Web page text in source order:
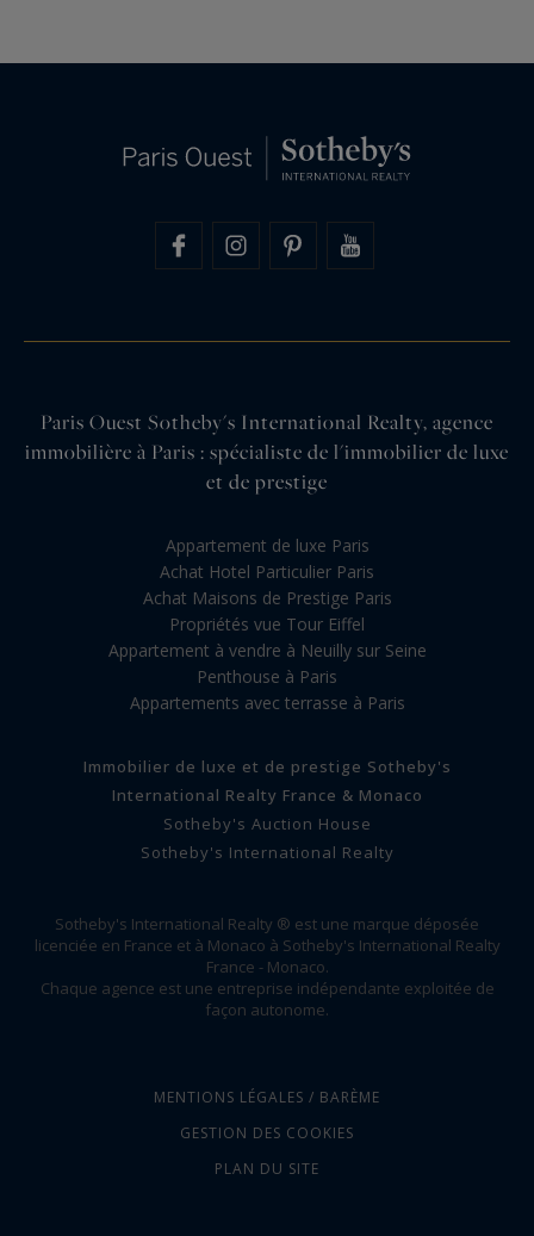
Paris Ouest Sotheby's International Realty, agence
immobilière à Paris : spécialiste de l'immobilier de luxe
et de prestige
Appartement de luxe Paris
Achat Hotel Particulier Paris
Achat Maisons de Prestige Paris
Propriétés vue Tour Eiffel
Appartement à vendre à Neuilly sur Seine
Penthouse à Paris
Appartements avec terrasse à Paris
Immobilier de luxe et de prestige Sotheby's
International Realty France & Monaco
Sotheby's Auction House
Sotheby's International Realty
Sotheby's International Realty ® est une marque déposée
licenciée en France et à Monaco à Sotheby's International Realty
France - Monaco.
Chaque agence est une entreprise indépendante exploitée de
façon autonome.
MENTIONS LÉGALES / BARÈME
GESTION DES COOKIES
PLAN DU SITE